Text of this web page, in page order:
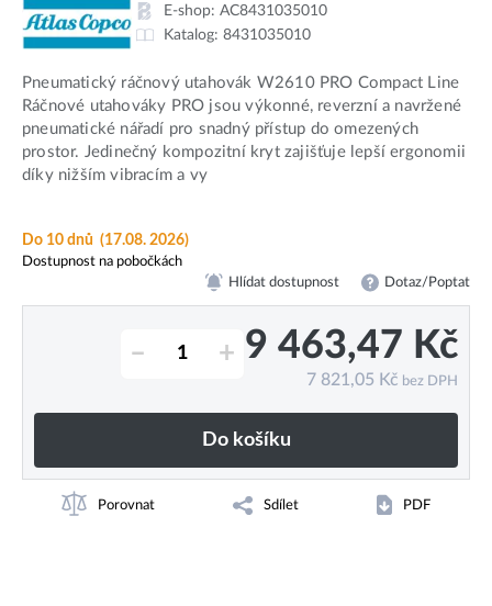
E-shop: AC8431035010
Katalog: 8431035010
Pneumatický ráčnový utahovák W2610 PRO Compact Line
Ráčnové utahováky PRO jsou výkonné, reverzní a navržené
pneumatické nářadí pro snadný přístup do omezených
prostor. Jedinečný kompozitní kryt zajišťuje lepší ergonomii
díky nižším vibracím a vy
Do 10 dnů (17.08. 2026)
Dostupnost na pobočkách
Hlídat dostupnost Dotaz/Poptat
– + 9 463,47 Kč
7 821,05 Kč bez DPH
Do košíku
Porovnat Sdílet PDF